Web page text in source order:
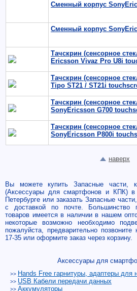
Сменный корпус
Сменный корпус
Тачскрин (сенсорное
Ericsson Vivaz Pro U8i
Тачскрин (сенсорное
Tipo ST21 / ST21i
Тачскрин (сенсорное
SonyEricsson G700
Тачскрин (сенсорное
SonyEricsson P800i
наверх
Вы можете купить Запасные части,
(Аксессуары для смартфонов и КПК)
Петербурге или заказать Запасные
с доставкой по почте. Большинство
товаров имеется в наличии в нашем
некоторые возможно необходимо
пожалуйста, предварительно
17-35 или оформите заказ через корзину.
Аксессуары для
>> Hands Free гарнитуры, адаптеры для
>> USB Кабели передачи данных
>> Аккумуляторы